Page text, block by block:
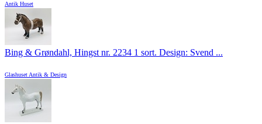
Antik Huset
Bing & Grøndahl, Hingst nr. 2234 1 sort. Design: Svend ...
Glashuset Antik & Design